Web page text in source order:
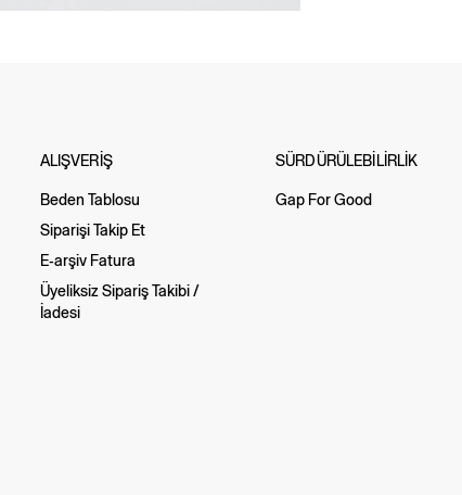
ALIŞVERİŞ
Beden Tablosu
Siparişi Takip Et
E-arşiv Fatura
Üyeliksiz Sipariş Takibi /
İadesi
SÜRDÜRÜLEBİLİRLİK
Gap For Good